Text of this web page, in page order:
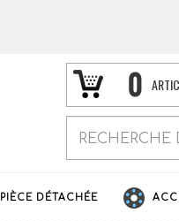
0
PIÈCE DÉTACHÉE